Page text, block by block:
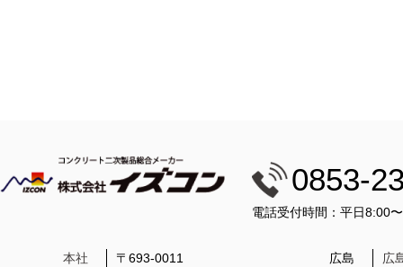
0853-
電話受付時間：平日8:00
本社
〒693-0011
広島
広